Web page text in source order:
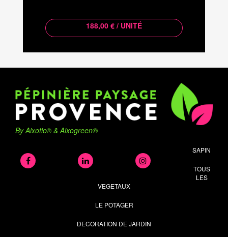
188,00 € / UNITÉ
By Aixotic® & Aixogreen®
SAPIN
TOUS
LES
VEGETAUX
LE POTAGER
DECORATION DE JARDIN